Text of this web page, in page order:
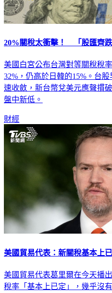
20%關稅太衝擊！ 「股匯齊
美國白宮公布台灣對等關稅稅
32%，仍高於日韓的15%。台
速收斂，新台幣兌美元應聲摜
盤中新低。
財經
美國貿易代表：新關稅基本上
美國貿易代表葛里爾在今天播
稅率「基本上已定」，幾乎沒